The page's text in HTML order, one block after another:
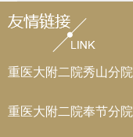
重医大附二院秀山分院
重医大附二院奉节分院